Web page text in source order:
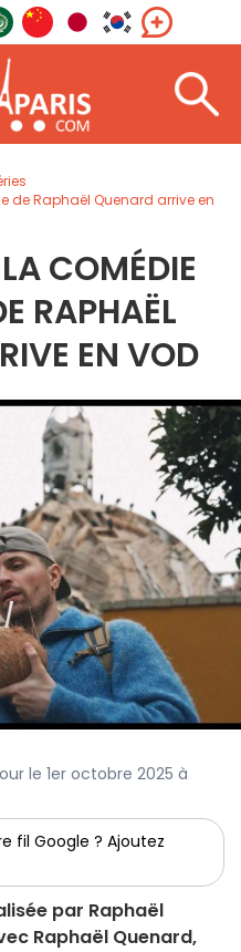
de Raphaël Quenard arrive en
COMÉDIE
RAPHAËL
EN VOD
le 1er octobre 2025 à
fil Google ? Ajoutez
par Raphaël
Raphaël Quenard,